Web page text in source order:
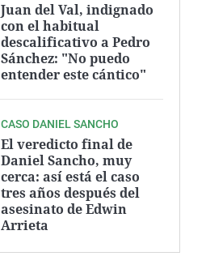
Juan del Val, indignado
con el habitual
descalificativo a Pedro
Sánchez: "No puedo
entender este cántico"
CASO DANIEL SANCHO
El veredicto final de
Daniel Sancho, muy
cerca: así está el caso
tres años después del
asesinato de Edwin
Arrieta